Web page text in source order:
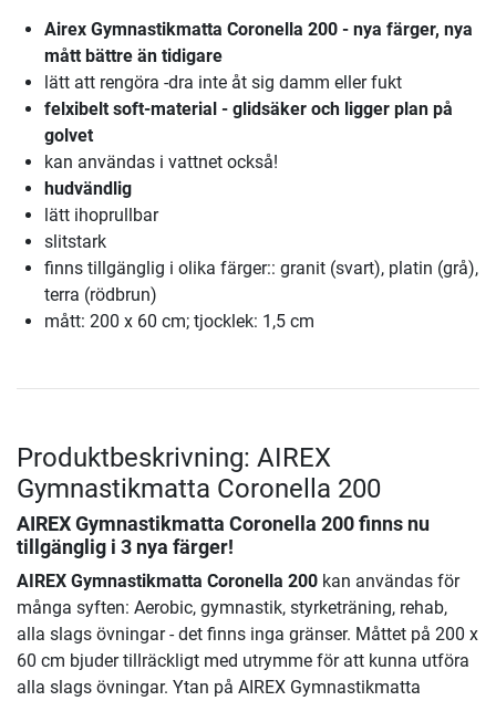
Airex Gymnastikmatta Coronella 200 - nya färger, nya
mått bättre än tidigare
lätt att rengöra -dra inte åt sig damm eller fukt
felxibelt soft-material - glidsäker och ligger plan på
golvet
kan användas i vattnet också!
hudvändlig
lätt ihoprullbar
slitstark
finns tillgänglig i olika färger:: granit (svart), platin (grå),
terra (rödbrun)
mått: 200 x 60 cm; tjocklek: 1,5 cm
Produktbeskrivning: AIREX
Gymnastikmatta Coronella 200
AIREX Gymnastikmatta Coronella 200 finns nu
tillgänglig i 3 nya färger!
AIREX Gymnastikmatta Coronella 200 kan användas för
många syften: Aerobic, gymnastik, styrketräning, rehab,
alla slags övningar - det finns inga gränser. Måttet på 200 x
60 cm bjuder tillräckligt med utrymme för att kunna utföra
alla slags övningar. Ytan på AIREX Gymnastikmatta